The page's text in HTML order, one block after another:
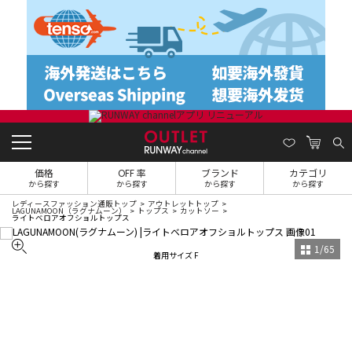
価格
から探す
OFF 率
から探す
ブランド
から探す
カテゴリ
から探す
レディースファッション通販トップ アウトレットトップ
LAGUNAMOON（ラグナムーン） トップス カットソー
ライトベロアオフショルトップス
着用サイズ F 1 /65